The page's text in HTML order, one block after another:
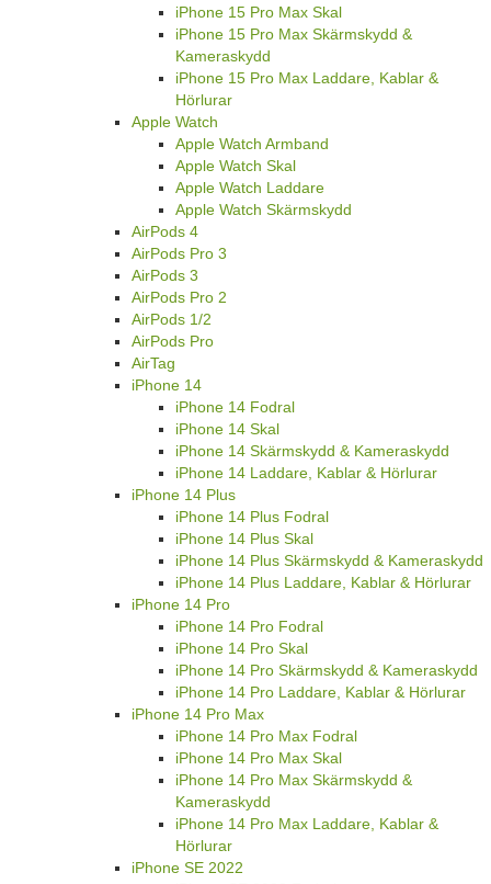
iPhone 15 Pro Max Skal
iPhone 15 Pro Max Skärmskydd &
Kameraskydd
iPhone 15 Pro Max Laddare, Kablar &
Hörlurar
Apple Watch
Apple Watch Armband
Apple Watch Skal
Apple Watch Laddare
Apple Watch Skärmskydd
AirPods 4
AirPods Pro 3
AirPods 3
AirPods Pro 2
AirPods 1/2
AirPods Pro
AirTag
iPhone 14
iPhone 14 Fodral
iPhone 14 Skal
iPhone 14 Skärmskydd & Kameraskydd
iPhone 14 Laddare, Kablar & Hörlurar
iPhone 14 Plus
iPhone 14 Plus Fodral
iPhone 14 Plus Skal
iPhone 14 Plus Skärmskydd & Kameraskydd
iPhone 14 Plus Laddare, Kablar & Hörlurar
iPhone 14 Pro
iPhone 14 Pro Fodral
iPhone 14 Pro Skal
iPhone 14 Pro Skärmskydd & Kameraskydd
iPhone 14 Pro Laddare, Kablar & Hörlurar
iPhone 14 Pro Max
iPhone 14 Pro Max Fodral
iPhone 14 Pro Max Skal
iPhone 14 Pro Max Skärmskydd &
Kameraskydd
iPhone 14 Pro Max Laddare, Kablar &
Hörlurar
iPhone SE 2022